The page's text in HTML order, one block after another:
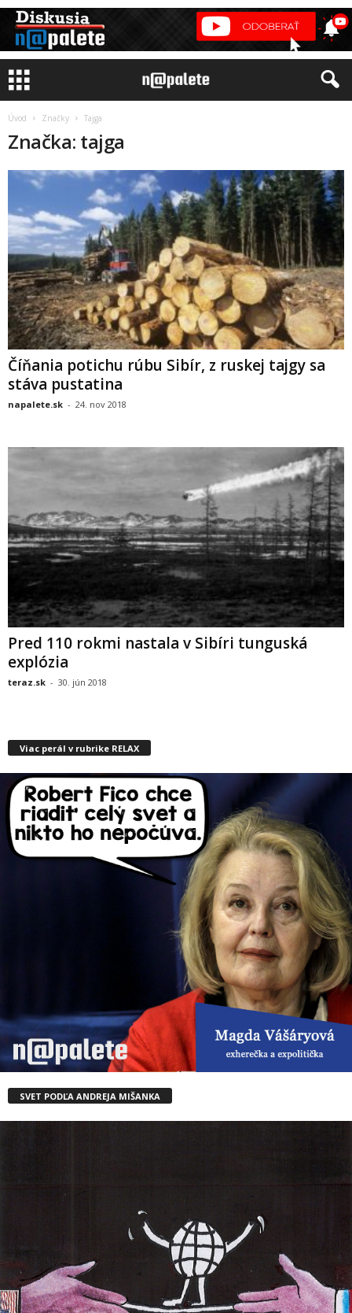
Úvod Značky Tajga
Značka: tajga
Číňania potichu rúbu Sibír, z ruskej tajgy sa
stáva pustatina
napalete.sk - 24. nov 2018
Pred 110 rokmi nastala v Sibíri tunguská
explózia
teraz.sk - 30. jún 2018
Viac perál v rubrike RELAX
SVET PODĽA ANDREJA MIŠANKA